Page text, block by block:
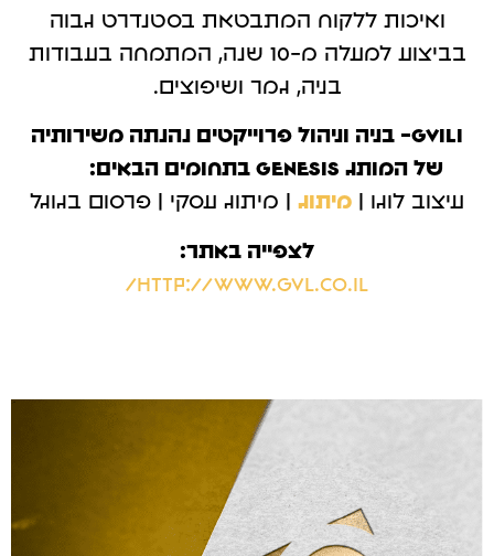
ואיכות ללקוח המתבטאת בסטנדרט גבוה
בביצוע למעלה מ-10 שנה, המתמחה בעבודות
בניה, גמר ושיפוצים.
GVILI- בניה וניהול פרוייקטים נהנתה משירותיה
של המותג GENESIS בתחומים הבאים:
עיצוב לוגו | מיתוג | מיתוג עסקי | פרסום בגוגל
לצפייה באתר:
http://www.gvl.co.il/